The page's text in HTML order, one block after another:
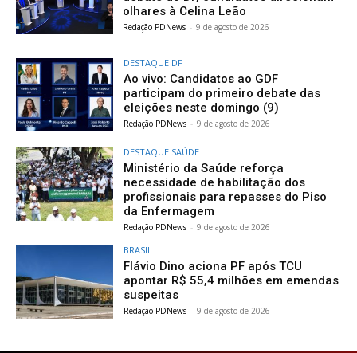
olhares à Celina Leão
Redação PDNews - 9 de agosto de 2026
DESTAQUE DF
Ao vivo: Candidatos ao GDF
participam do primeiro debate das
eleições neste domingo (9)
Redação PDNews - 9 de agosto de 2026
DESTAQUE SAÚDE
Ministério da Saúde reforça
necessidade de habilitação dos
profissionais para repasses do Piso
da Enfermagem
Redação PDNews - 9 de agosto de 2026
BRASIL
Flávio Dino aciona PF após TCU
apontar R$ 55,4 milhões em emendas
suspeitas
Redação PDNews - 9 de agosto de 2026